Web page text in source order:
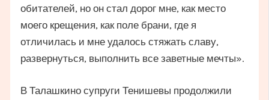
обитателей, но он стал дорог мне, как место
моего крещения, как поле брани, где я
отличилась и мне удалось стяжать славу,
развернуться, выполнить все заветные мечты».
В Талашкино супруги Тенишевы продолжили